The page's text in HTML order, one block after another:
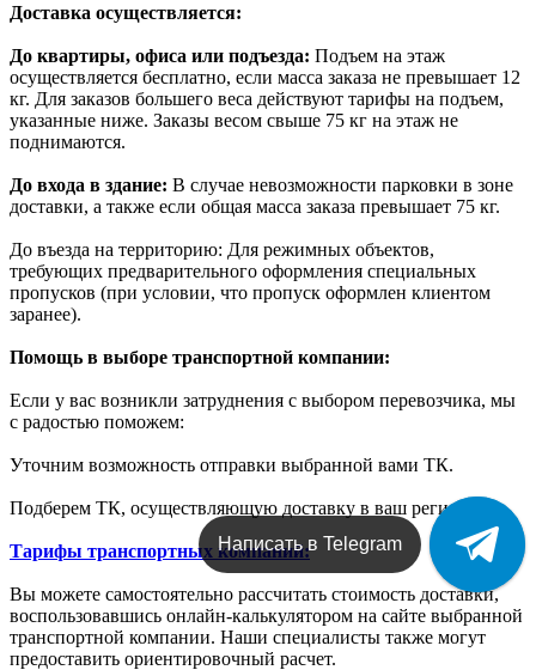
Доставка осуществляется:
До квартиры, офиса или подъезда: Подъем на этаж
осуществляется бесплатно, если масса заказа не превышает 12
кг. Для заказов большего веса действуют тарифы на подъем,
указанные ниже. Заказы весом свыше 75 кг на этаж не
поднимаются.
До входа в здание: В случае невозможности парковки в зоне
доставки, а также если общая масса заказа превышает 75 кг.
До въезда на территорию: Для режимных объектов,
требующих предварительного оформления специальных
пропусков (при условии, что пропуск оформлен клиентом
заранее).
Помощь в выборе транспортной компании:
Если у вас возникли затруднения с выбором перевозчика, мы
с радостью поможем:
Уточним возможность отправки выбранной вами ТК.
Подберем ТК, осуществляющую доставку в ваш регион.
Тарифы транспортных компаний:
Вы можете самостоятельно рассчитать стоимость доставки,
воспользовавшись онлайн-калькулятором на сайте выбранной
транспортной компании. Наши специалисты также могут
предоставить ориентировочный расчет.
Написать в Telegram